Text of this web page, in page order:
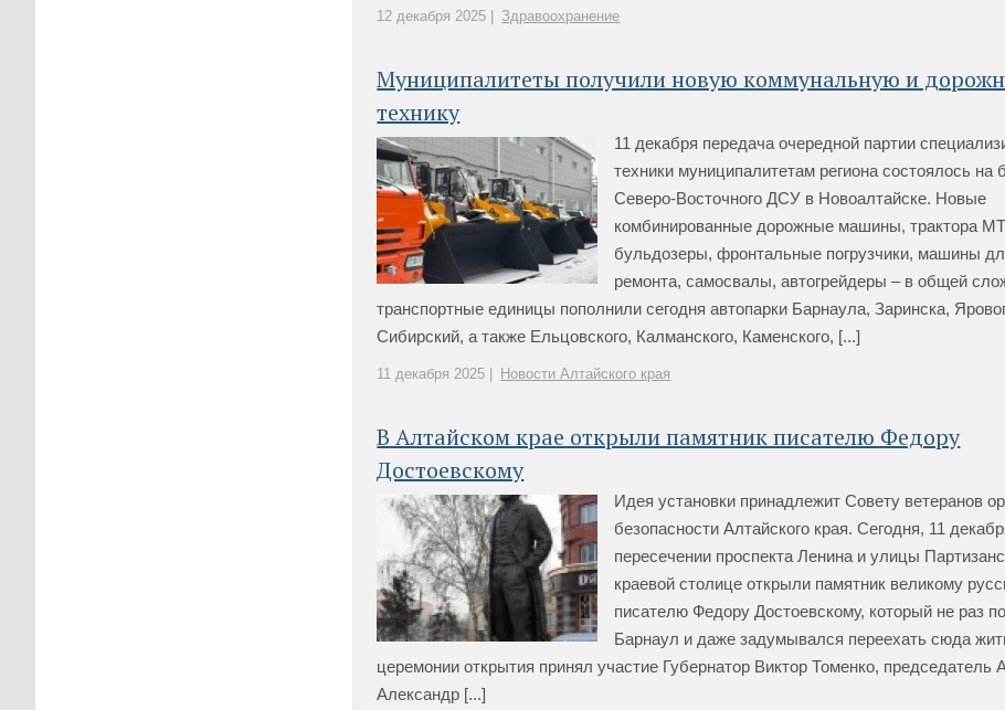
12 декабря 2025 | Здравоохранение
Муниципалитеты получили новую коммунальную и
технику
11 декабря передача очередной партии
техники муниципалитетам региона состоялось на
Северо-Восточного ДСУ в Новоалтайске. Новые
комбинированные дорожные машины, трактора
бульдозеры, фронтальные погрузчики, машины
ремонта, самосвалы, автогрейдеры – в общей
транспортные единицы пополнили сегодня автопарки Барнаула, Заринска,
Сибирский, а также Ельцовского, Калманского, Каменского, [...]
11 декабря 2025 | Новости Алтайского края
В Алтайском крае открыли памятник писателю Федору
Достоевскому
Идея установки принадлежит Совету ветеранов
безопасности Алтайского края. Сегодня, 11
пересечении проспекта Ленина и улицы
краевой столице открыли памятник великому
писателю Федору Достоевскому, который не раз
Барнаул и даже задумывался переехать сюда
церемонии открытия принял участие Губернатор Виктор Томенко, председатель
Александр [...]